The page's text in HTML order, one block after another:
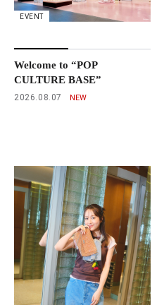
EVENT
Welcome to “POP
CULTURE BASE”
2026.08.07